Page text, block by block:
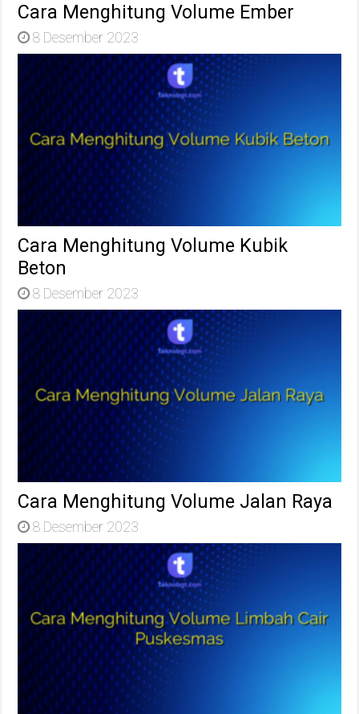
Cara Menghitung Volume Ember
8 Desember 2023
Cara Menghitung Volume Kubik
Beton
8 Desember 2023
Cara Menghitung Volume Jalan Raya
8 Desember 2023